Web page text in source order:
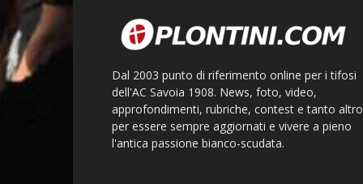
Dal 2003 punto di riferimento online per i tifosi
dell'AC Savoia 1908. News, foto, video,
approfondimenti, rubriche, contest e tanto altro
per essere sempre aggiornati e vivere a pieno
l'antica passione bianco-scudata.